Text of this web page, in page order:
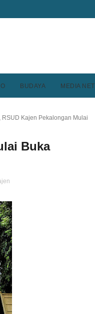
BUDAYA MEDIA NET
RSUD Kajen Pekalongan Mulai
Buka